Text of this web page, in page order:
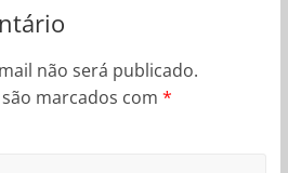
não será publicado.
marcados com *